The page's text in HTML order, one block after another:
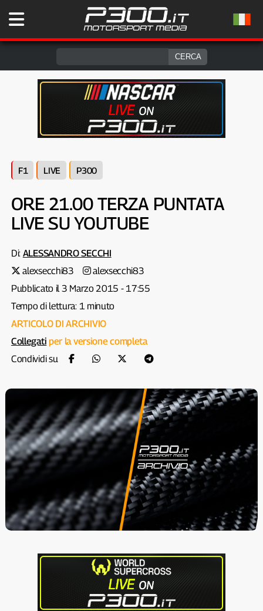
F1 LIVE P300
ORE 21.00 TERZA PUNTATA
LIVE SU YOUTUBE
Di: ALESSANDRO SECCHI
alexsecchi83
alexsecchi83
Pubblicato il 3 Marzo 2015 - 17:55
Tempo di lettura: 1 minuto
ARTICOLO DI ARCHIVIO
Collegati per la versione completa
Condividi su